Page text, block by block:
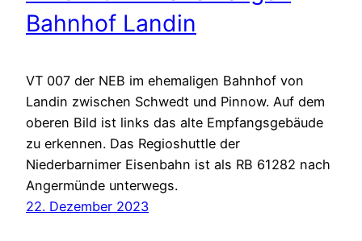
Bahnhof Landin
VT 007 der NEB im ehemaligen Bahnhof von
Landin zwischen Schwedt und Pinnow. Auf dem
oberen Bild ist links das alte Empfangsgebäude
zu erkennen. Das Regioshuttle der
Niederbarnimer Eisenbahn ist als RB 61282 nach
Angermünde unterwegs.
22. Dezember 2023